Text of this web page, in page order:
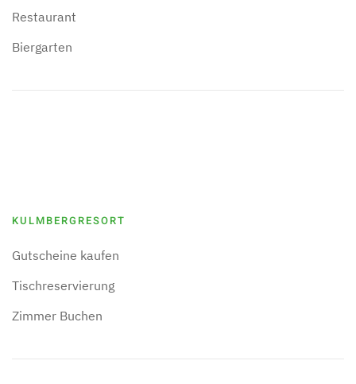
Restaurant
Biergarten
KULMBERGRESORT
Gutscheine kaufen
Tischreservierung
Zimmer Buchen